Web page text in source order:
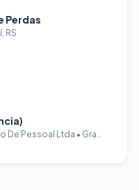
Perdas
RS
GR Recrutamento E Seleção De Pessoal Ltda • Gravataí, RS